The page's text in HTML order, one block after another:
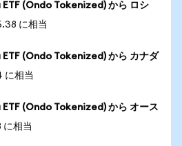
(Ondo Tokenized) から ロシ
に相当
(Ondo Tokenized) から カナダ
に相当
(Ondo Tokenized) から オース
に相当